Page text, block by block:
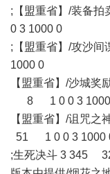
;【盟重省】/装备拍
0 3 1000 0
;【盟重省】/攻沙间
1000 0
【盟重省】/沙
8 1 0 0 3 1000
【盟重省】/诅
51 1 0 0 3 1000
;生死决斗 3 345